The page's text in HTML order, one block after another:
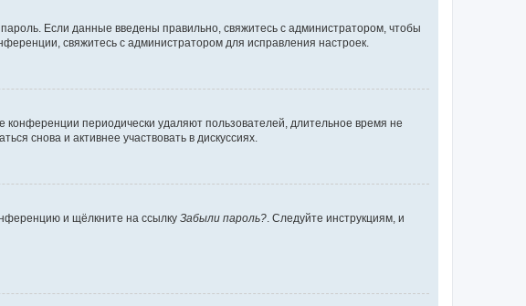
Если данные введены правильно, свяжитесь с администратором, чтобы
свяжитесь с администратором для исправления настроек.
конференции периодически удаляют пользователей, длительное время не
снова и активнее участвовать в дискуссиях.
и щёлкните на ссылку Забыли пароль? . Следуйте инструкциям, и